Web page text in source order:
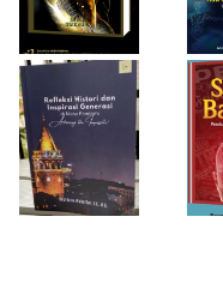
“Achieving the
Impossible”